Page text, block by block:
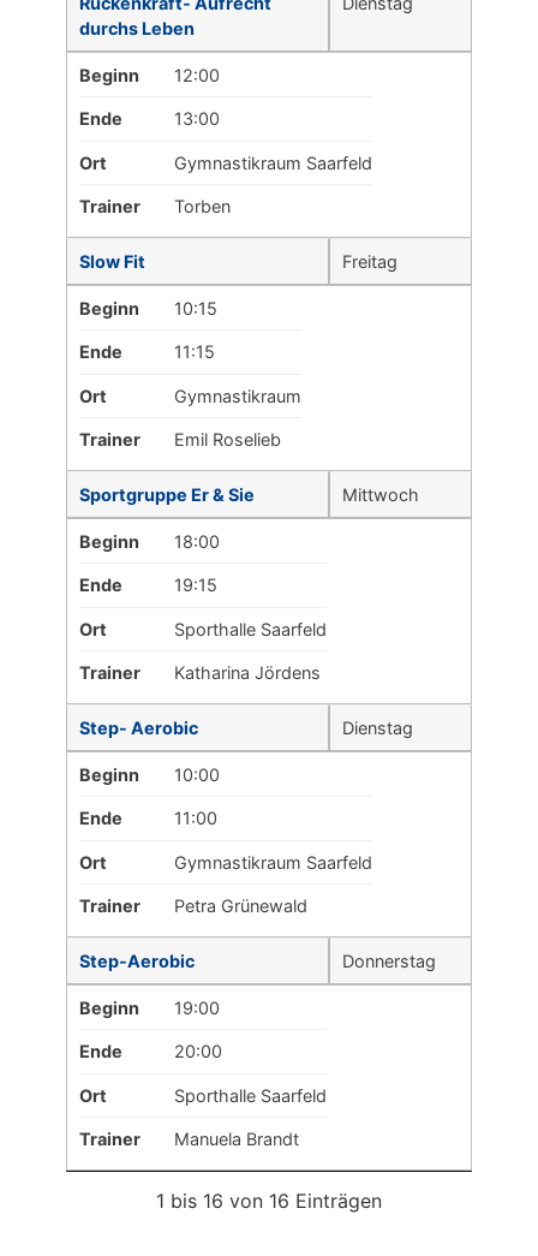
durchs Leben
Beginn 12:00
Ende 13:00
Ort Gymnastikraum Saarfeld
Trainer Torben
Slow Fit Freitag
Beginn 10:15
Ende 11:15
Ort Gymnastikraum
Trainer Emil Roselieb
Sportgruppe Er & Sie Mittwoch
Beginn 18:00
Ende 19:15
Ort Sporthalle Saarfeld
Trainer Katharina Jördens
Step- Aerobic Dienstag
Beginn 10:00
Ende 11:00
Ort Gymnastikraum Saarfeld
Trainer Petra Grünewald
Step-Aerobic Donnerstag
Beginn 19:00
Ende 20:00
Ort Sporthalle Saarfeld
Trainer Manuela Brandt
1 bis 16 von 16 Einträgen